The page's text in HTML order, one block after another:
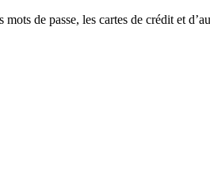
de passe, les cartes de crédit et